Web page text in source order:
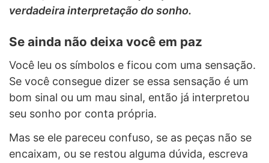
verdadeira interpretação do sonho.
Se ainda não deixa você em paz
Você leu os símbolos e ficou com uma sensação.
Se você consegue dizer se essa sensação é um
bom sinal ou um mau sinal, então já interpretou
seu sonho por conta própria.
Mas se ele pareceu confuso, se as peças não se
encaixam, ou se restou alguma dúvida, escreva